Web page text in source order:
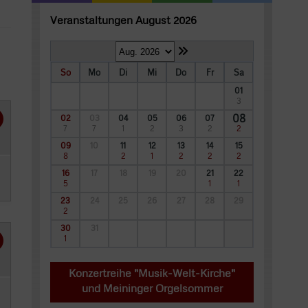
Veranstaltungen August 2026
So Mo Di Mi Do Fr
Sa
01
3
02
7
7
04
1
05
2
06
3
07
2
08
2
09
8
11
2
12
1
13
2
14
2
15
2
16
5
21
1
22
1
23
2
30
1
Konzertreihe "Musik-Welt-Kirche"
und Meininger Orgelsommer